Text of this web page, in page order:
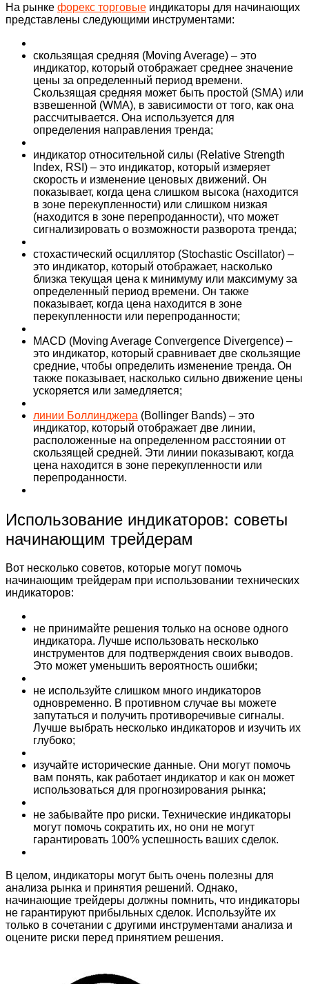
На рынке форекс торговые индикаторы для начинающих
представлены следующими инструментами:
скользящая средняя (Moving Average) – это
индикатор, который отображает среднее значение
цены за определенный период времени.
Скользящая средняя может быть простой (SMA) или
взвешенной (WMA), в зависимости от того, как она
рассчитывается. Она используется для
определения направления тренда;
индикатор относительной силы (Relative Strength
Index, RSI) – это индикатор, который измеряет
скорость и изменение ценовых движений. Он
показывает, когда цена слишком высока (находится
в зоне перекупленности) или слишком низкая
(находится в зоне перепроданности), что может
сигнализировать о возможности разворота тренда;
стохастический осциллятор (Stochastic Oscillator) –
это индикатор, который отображает, насколько
близка текущая цена к минимуму или максимуму за
определенный период времени. Он также
показывает, когда цена находится в зоне
перекупленности или перепроданности;
MACD (Moving Average Convergence Divergence) –
это индикатор, который сравнивает две скользящие
средние, чтобы определить изменение тренда. Он
также показывает, насколько сильно движение цены
ускоряется или замедляется;
линии Боллинджера (Bollinger Bands) – это
индикатор, который отображает две линии,
расположенные на определенном расстоянии от
скользящей средней. Эти линии показывают, когда
цена находится в зоне перекупленности или
перепроданности.
Использование индикаторов: советы
начинающим трейдерам
Вот несколько советов, которые могут помочь
начинающим трейдерам при использовании технических
индикаторов:
не принимайте решения только на основе одного
индикатора. Лучше использовать несколько
инструментов для подтверждения своих выводов.
Это может уменьшить вероятность ошибки;
не используйте слишком много индикаторов
одновременно. В противном случае вы можете
запутаться и получить противоречивые сигналы.
Лучше выбрать несколько индикаторов и изучить их
глубоко;
изучайте исторические данные. Они могут помочь
вам понять, как работает индикатор и как он может
использоваться для прогнозирования рынка;
не забывайте про риски. Технические индикаторы
могут помочь сократить их, но они не могут
гарантировать 100% успешность ваших сделок.
В целом, индикаторы могут быть очень полезны для
анализа рынка и принятия решений. Однако,
начинающие трейдеры должны помнить, что индикаторы
не гарантируют прибыльных сделок. Используйте их
только в сочетании с другими инструментами анализа и
оцените риски перед принятием решения.